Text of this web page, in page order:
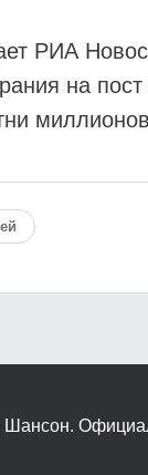
РИА
на
Шансон.